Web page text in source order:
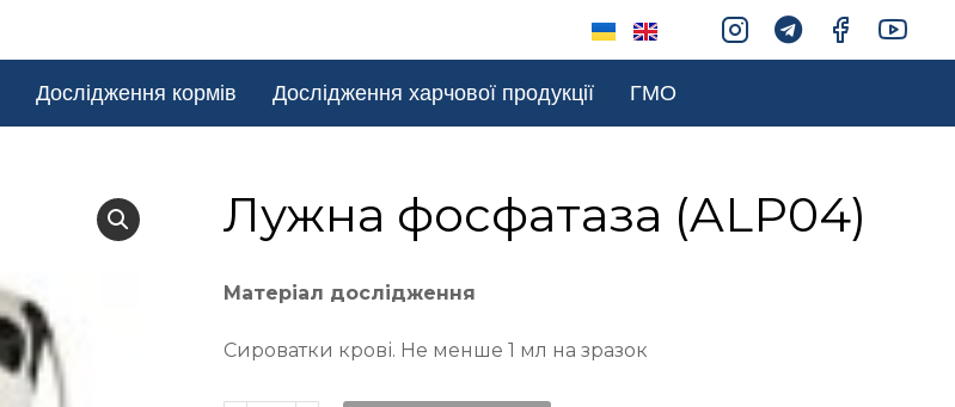
Дослідження кормів Дослідження харчової продукції ГМО
Лужна фосфатаза (ALP04)
Матеріал дослідження
Сироватки крові. Не менше 1 мл на зразок